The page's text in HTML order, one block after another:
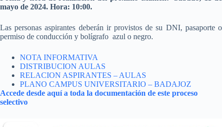
mayo de 2024. Hora: 10:00.
Las personas aspirantes deberán ir provistos de su DNI, pasaporte o
permiso de conducción y bolígrafo azul o negro.
NOTA INFORMATIVA
DISTRIBUCION AULAS
RELACION ASPIRANTES – AULAS
PLANO CAMPUS UNIVERSITARIO – BADAJOZ
Accede desde aquí a toda la documentación de este proceso
selectivo